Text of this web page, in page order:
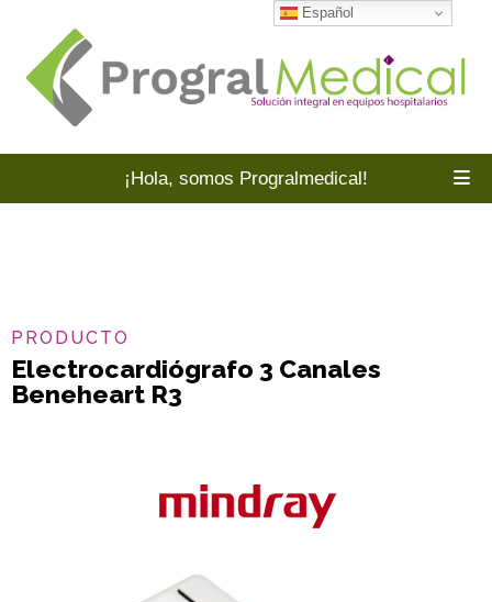
¡Hola, somos Progralmedical!
PRODUCTO
Electrocardiógrafo 3 Canales
Beneheart R3
Español